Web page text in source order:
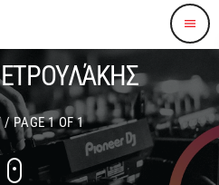
menu
/ PAGE 1 OF 1